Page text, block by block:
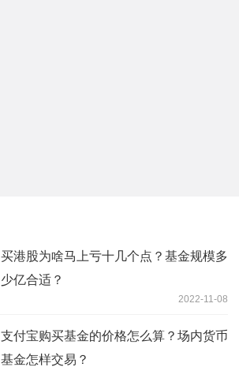
买港股为啥马上亏十几个点？基金规模多
少亿合适？
2022-11-08
支付宝购买基金的价格怎么算？场内货币
基金怎样交易？